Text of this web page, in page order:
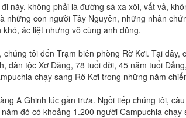
này, không phải là đường sá xa xôi, vất vả,
những con người Tây Nguyên, những nhân
ác liệt nhưng vô cùng anh dũng.
tôi đến Trạm biên phòng Rờ Kơi. Tại đây,
dân tộc Xơ Đăng, 78 tuổi đời, 45 năm tuổi
chạy sang Rờ Kơi trong những năm
A Ghinh lúc gần trưa. Ngồi tiếp chúng tôi,
đó có khoảng 1.200 người Campuchia chạy